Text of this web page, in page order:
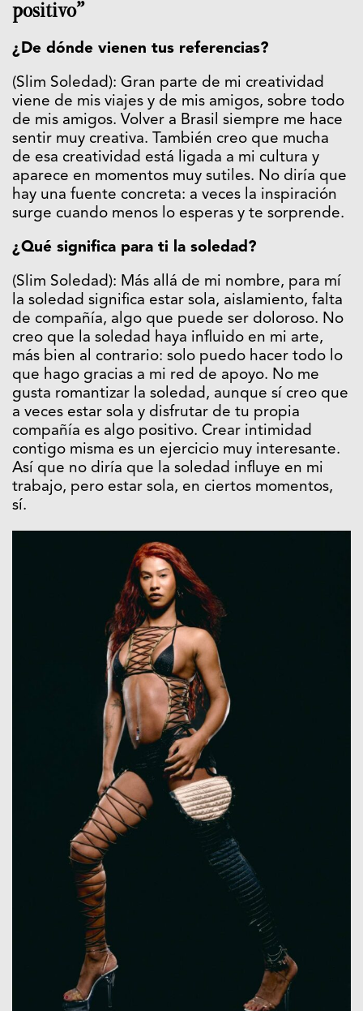
positivo”
¿De dónde vienen tus referencias?
(Slim Soledad): Gran parte de mi creatividad
viene de mis viajes y de mis amigos, sobre todo
de mis amigos. Volver a Brasil siempre me hace
sentir muy creativa. También creo que mucha
de esa creatividad está ligada a mi cultura y
aparece en momentos muy sutiles. No diría que
hay una fuente concreta: a veces la inspiración
surge cuando menos lo esperas y te sorprende.
¿Qué significa para ti la soledad?
(Slim Soledad): Más allá de mi nombre, para mí
la soledad significa estar sola, aislamiento, falta
de compañía, algo que puede ser doloroso. No
creo que la soledad haya influido en mi arte,
más bien al contrario: solo puedo hacer todo lo
que hago gracias a mi red de apoyo. No me
gusta romantizar la soledad, aunque sí creo que
a veces estar sola y disfrutar de tu propia
compañía es algo positivo. Crear intimidad
contigo misma es un ejercicio muy interesante.
Así que no diría que la soledad influye en mi
trabajo, pero estar sola, en ciertos momentos,
sí.